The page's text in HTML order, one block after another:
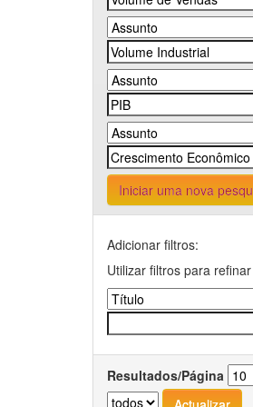
Iniciar uma nova
Adicionar filtros:
Utilizar filtros para
Resultados/Página